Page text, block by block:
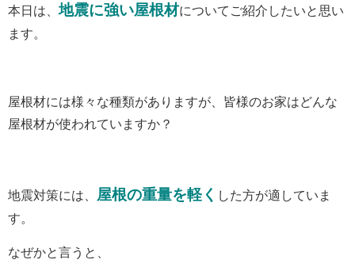
本日は、地震に強い屋根材についてご紹介したいと思い
ます。
屋根材には様々な種類がありますが、皆様のお家はどんな
屋根材が使われていますか？
地震対策には、 屋根の重量を軽く した方が適していま
す。
なぜかと言うと、